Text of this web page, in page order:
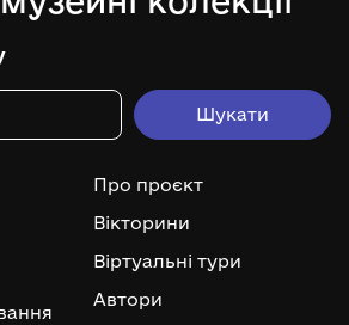
Про проєкт
Вікторини
Віртуальні тури
Автори